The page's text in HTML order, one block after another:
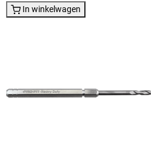
In winkelwagen